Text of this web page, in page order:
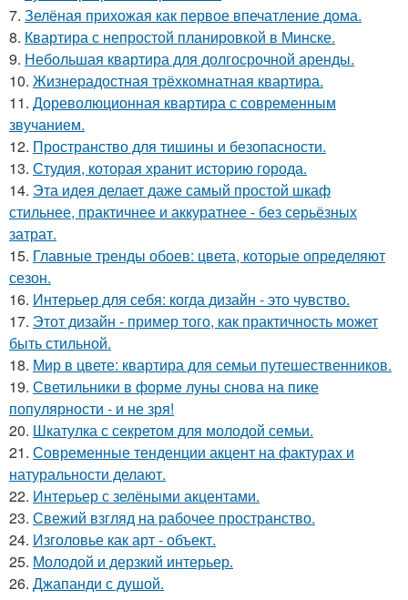
7. Зелёная прихожая как первое впечатление дома.
8. Квартира с непростой планировкой в Минске.
9. Небольшая квартира для долгосрочной аренды.
10. Жизнерадостная трёхкомнатная квартира.
11. Дореволюционная квартира с современным
звучанием.
12. Пространство для тишины и безопасности.
13. Студия, которая хранит историю города.
14. Эта идея делает даже самый простой шкаф
стильнее, практичнее и аккуратнее - без серьёзных
затрат.
15. Главные тренды обоев: цвета, которые определяют
сезон.
16. Интерьер для себя: когда дизайн - это чувство.
17. Этот дизайн - пример того, как практичность может
быть стильной.
18. Мир в цвете: квартира для семьи путешественников.
19. Светильники в форме луны снова на пике
популярности - и не зря!
20. Шкатулка с секретом для молодой семьи.
21. Современные тенденции акцент на фактурах и
натуральности делают.
22. Интерьер с зелёными акцентами.
23. Свежий взгляд на рабочее пространство.
24. Изголовье как арт - объект.
25. Молодой и дерзкий интерьер.
26. Джапанди с душой.